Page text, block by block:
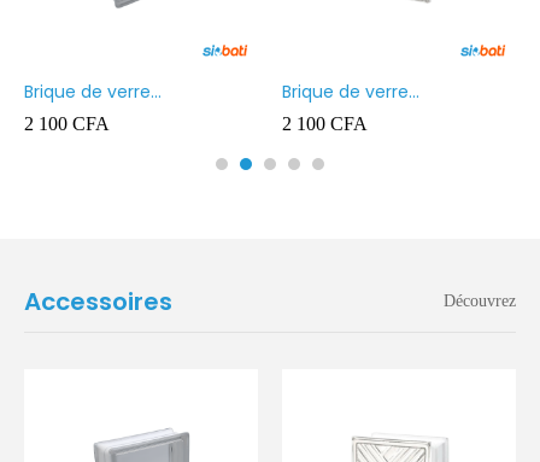
Brique de verre
190X190X80MM Transparent
2 100 CFA
Brique de verre
190X190X80MM CROSS
2 100 CFA
Accessoires Découvrez